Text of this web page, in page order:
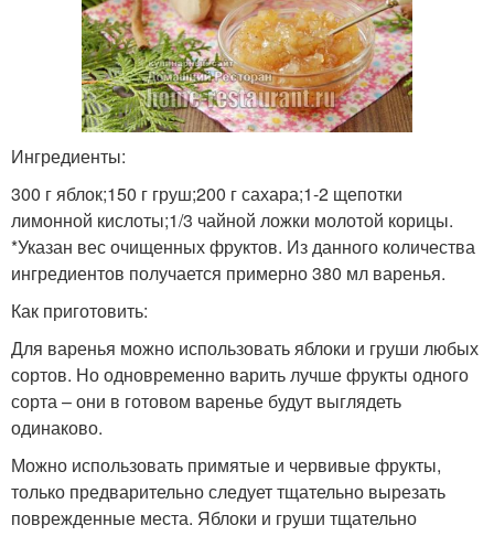
Ингредиенты:
300 г яблок;150 г груш;200 г сахара;1-2 щепотки
лимонной кислоты;1/3 чайной ложки молотой корицы.
*Указан вес очищенных фруктов. Из данного количества
ингредиентов получается примерно 380 мл варенья.
Как приготовить:
Для варенья можно использовать яблоки и груши любых
сортов. Но одновременно варить лучше фрукты одного
сорта – они в готовом варенье будут выглядеть
одинаково.
Можно использовать примятые и червивые фрукты,
только предварительно следует тщательно вырезать
поврежденные места. Яблоки и груши тщательно